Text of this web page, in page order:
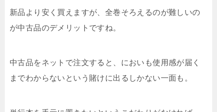
新品より安く買えますが、全巻そろえるのが難しいの
が中古品のデメリットですね。
中古品をネットで注文すると、においも使用感が届く
までわからないという賭けに出るしかない一面も。